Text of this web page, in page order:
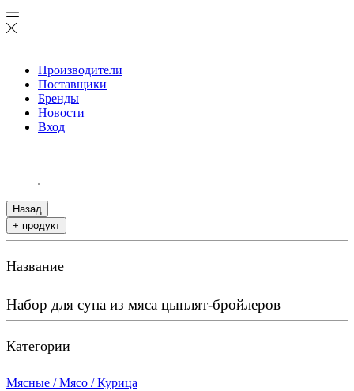
Производители
Поставщики
Бренды
Новости
Вход
Назад
+ продукт
Название
Набор для супа из мяса цыплят-бройлеров
Категории
Мясные / Мясо / Курица